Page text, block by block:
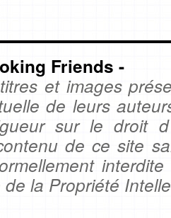
Friends -
et images
de leurs
sur le droit
de ce site
la Propriété